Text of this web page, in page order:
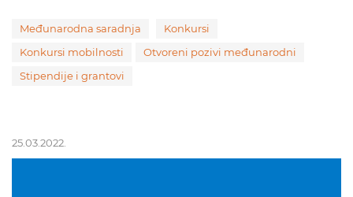
Međunarodna saradnja
Konkursi
Konkursi mobilnosti
Otvoreni pozivi međunarodni
Stipendije i grantovi
25.03.2022.